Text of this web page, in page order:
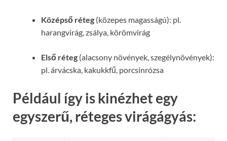
Középső réteg (közepes magasságú): pl.
harangvirág, zsálya, körömvirág
Első réteg (alacsony növények, szegélynövények):
pl. árvácska, kakukkfű, porcsinrózsa
Például így is kinézhet egy
egyszerű, réteges virágágyás: